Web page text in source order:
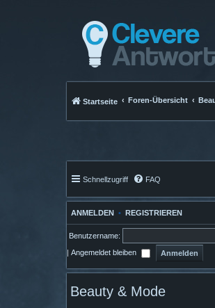
Startseite Foren-Übersicht
Schnellzugriff FAQ
ANMELDEN • REGISTRIEREN
Benutzername:
Angemeldet bleiben
Beauty & Mode